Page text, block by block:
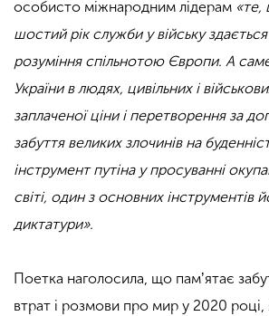
особисто міжнародним лідерам «те,
шостий рік служби у війську
розуміння спільнотою Європи. А
України в людях, цивільних і
заплаченої ціни і перетворення за
забуття великих злочинів на
інструмент путіна у просуванні
світі, один з основних інструментів
диктатури».
Поетка наголосила, що памʼятає
втрат і розмови про мир у 2020 році,